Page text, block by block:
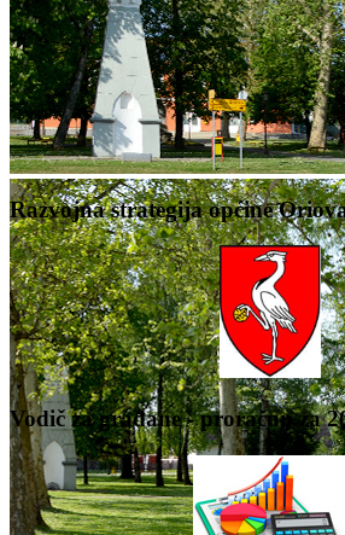
Razvojna strategija općine
Vodič za građane - proračun za